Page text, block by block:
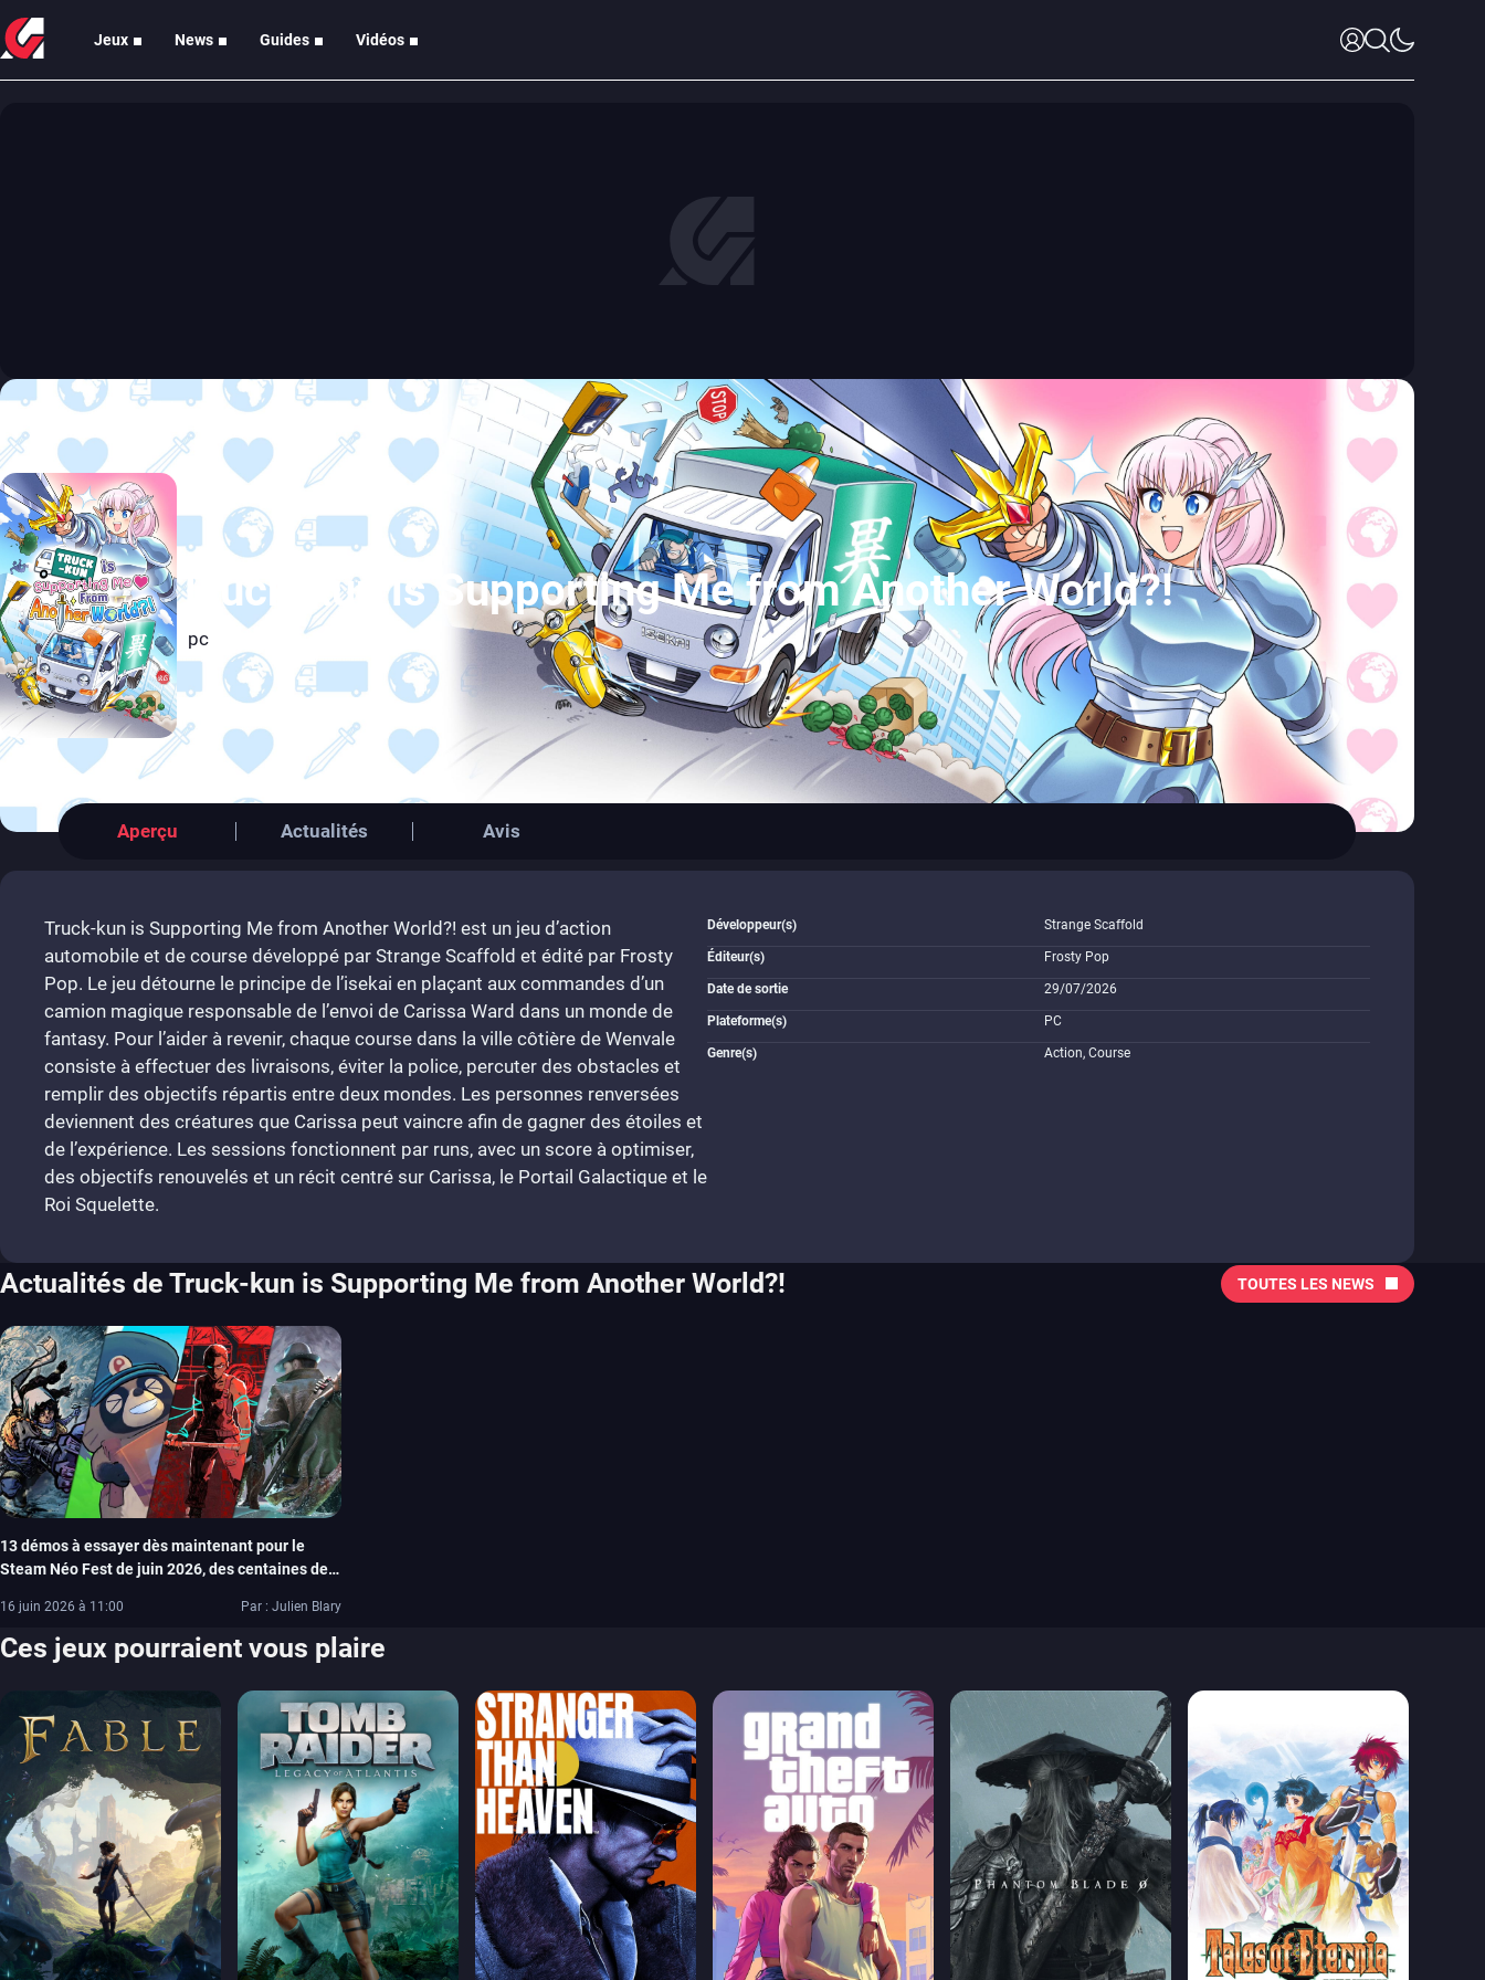
Jeux News Guides Vidéos
Truck-kun is Supporting Me from Another World?!
pc
Aperçu Actualités Avis
Truck-kun is Supporting Me from Another World?! est un jeu d’action
automobile et de course développé par Strange Scaffold et édité par Frosty
Pop. Le jeu détourne le principe de l’isekai en plaçant aux commandes d’un
camion magique responsable de l’envoi de Carissa Ward dans un monde de
fantasy. Pour l’aider à revenir, chaque course dans la ville côtière de Wenvale
consiste à effectuer des livraisons, éviter la police, percuter des obstacles et
remplir des objectifs répartis entre deux mondes. Les personnes renversées
deviennent des créatures que Carissa peut vaincre afin de gagner des étoiles et
de l’expérience. Les sessions fonctionnent par runs, avec un score à optimiser,
des objectifs renouvelés et un récit centré sur Carissa, le Portail Galactique et le
Roi Squelette.
Développeur(s) Strange Scaffold
Éditeur(s) Frosty Pop
Date de sortie 29/07/2026
Plateforme(s) PC
Genre(s) Action, Course
Actualités de Truck-kun is Supporting Me from Another World?!
13 démos à essayer dès maintenant pour le
Steam Néo Fest de juin 2026, des centaines de
16 juin 2026 à 11:00 Par : Julien Blary
TOUTES LES NEWS
Ces jeux pourraient vous plaire